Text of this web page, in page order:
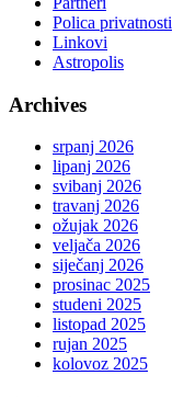
Polica privatnosti
Linkovi
Astropolis
Archives
srpanj 2026
lipanj 2026
svibanj 2026
travanj 2026
ožujak 2026
veljača 2026
siječanj 2026
prosinac 2025
studeni 2025
listopad 2025
rujan 2025
kolovoz 2025